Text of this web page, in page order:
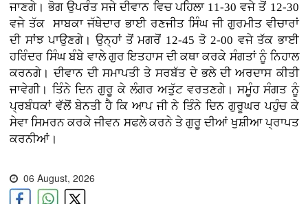
ਜਾਣਗੇ। ਭੋਗ ਉਪਰੰਤ ਸਜੇ ਦੀਵਾਨ ਵਿਚ ਪਹਿਲਾ 11-30 ਵਜੇ ਤੋਂ 12-30
ਵਜੇ ਤੱਕ ਸਾਬਕਾ ਜੱਥੇਦਾਰ ਭਾਈ ਰਣਜੀਤ ਸਿੰਘ ਜੀ ਗੁਰਮੀਤ ਵੀਚਾਰਾਂ
ਦੀ ਸਾਂਝ ਪਾਉਣਗੇ। ਉਨ੍ਹਾਂ ਤੋਂ ਮਗਰੋਂ 12-45 ਤੋ 2-00 ਵਜੇ ਤੱਕ ਭਾਈ
ਹਰਿੰਦਰ ਸਿੰਘ ਬੰਬੇ ਵਾਲੇ ਗੁਰ ਇਤਹਾਸ ਦੀ ਕਥਾ ਕਰਕੇ ਸੰਗਤਾਂ ਨੂੰ ਨਿਹਾਲ
ਕਰਨਗੇ। ਦੀਵਾਨ ਦੀ ਸਮਾਪਤੀ ਤੇ ਸਰਬੱਤ ਦੇ ਭਲੇ ਦੀ ਅਰਦਾਸ ਕੀਤੀ
ਜਾਵੇਗੀ। ਤਿੰਨੇ ਦਿਨ ਗੁਰੂ ਕੇ ਲੰਗਰ ਅਤੁੱਟ ਵਰਤਣਗੇ। ਸਮੂੰਹ ਸੰਗਤ ਨੂੰ
ਪ੍ਰਬੰਧਕਾਂ ਵੱਲੋਂ ਬੇਨਤੀ ਹੈ ਕਿ ਆਪ ਜੀ ਨੇ ਤਿੰਨੇ ਦਿਨ ਗੁਰੂਘਰ ਪਹੁੰਚ ਕੇ
ਸੇਵਾ ਸਿਮਰਨ ਕਰਕੇ ਜੀਵਨ ਸਫਲੇ ਕਰਨੇ ਤੇ ਗੁਰੂ ਦੀਆਂ ਖੁਸ਼ੀਆ ਪ੍ਰਾਪਤ
ਕਰਨੀਆਂ।
06 August, 2026